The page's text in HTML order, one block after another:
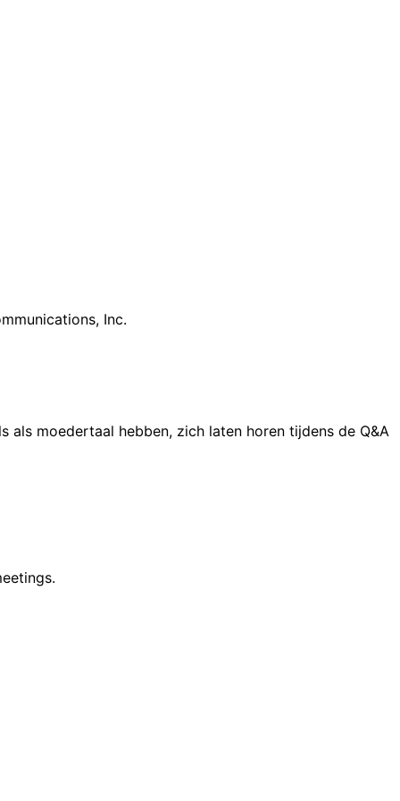
Inc.
moedertaal hebben, zich laten horen tijdens de Q&A